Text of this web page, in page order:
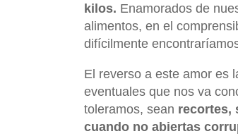
kilos. Enamorados de
alimentos, en el
difícilmente
El reverso a este amor es
eventuales que nos va
toleramos, sean recortes,
cuando no abiertas